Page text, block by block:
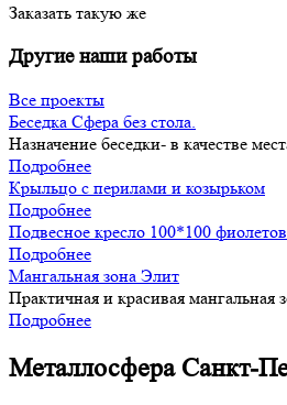
Заказать такую же
Другие наши работы
Все проекты
Беседка Сфера без стола.
Назначение беседки- в качестве
Подробнее
Крыльцо с перилами и козырьком
Подробнее
Подвесное кресло 100*100
Подробнее
Мангальная зона Элит
Практичная и красивая мангальная
Подробнее
Металлосфера Санкт-